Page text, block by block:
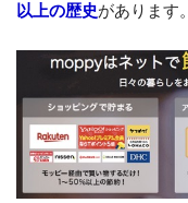
以上の歴史があります。